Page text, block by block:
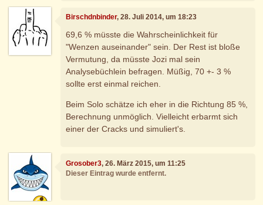
Birschdnbinder, 28. Juli 2014, um 18:23
69,6 % müsste die Wahrscheinlichkeit für
"Wenzen auseinander" sein. Der Rest ist bloße
Vermutung, da müsste Jozi mal sein
Analysebüchlein befragen. Müßig, 70 +- 3 %
sollte erst einmal reichen.
Beim Solo schätze ich eher in die Richtung 85 %,
Berechnung unmöglich. Vielleicht erbarmt sich
einer der Cracks und simuliert's.
Grosober3, 26. März 2015, um 11:25
Dieser Eintrag wurde entfernt.